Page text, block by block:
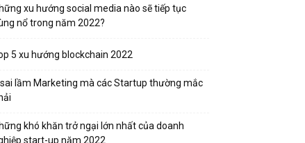
xu hướng social media nào sẽ tiếp tục
nổ trong năm 2022?
5 xu hướng blockchain 2022
lầm Marketing mà các Startup thường mắc
khó khăn trở ngại lớn nhất của doanh
start-up năm 2022